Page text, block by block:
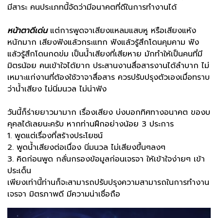
มีสาระ คนประเภทนี้จัดว่ามีอนาคตที่ดีในการทำงานได้
หน้าตาดีเด่นแต่การพูดจาเสียงแหลมแสบหู หรือเสียงแห้ง
หนักมาก เสียงฟังแล้วกระแทก ฟังแล้วรู้สึกโดนคุมคาม ฟัง
แล้วรู้สึกโดนกดข่ม เป็นน้ำเสียงที่เสียหาย มักทำให้เป็นคนที่มี
มิตรน้อย คนเข้าใจได้ยาก ประสานงานสื่อสารงานได้ลำบาก ไม่
เหมาะแก่งานที่ต้องใช้วาจาสื่อสาร ควรปรับปรุงตัวเองเมื่อทราบ
ว่าน้ำเสียง ไม่นิ่มนวล ไม่น่าฟัง
วันนี้ก็ร่ายยาวมามาก เรื่องเสียง บ่งบอกทิศทางอนาคต ของบ
คุคลได้เลยนะครับ หากท่านฝึกอย่างน้อย 3 ประการ
1. พูดแต่เรื่องที่สร้างประโยชน์
2. พูดน้ำเสียงต่อเนื่อง นิ่มนวล ไม่เสียงขึ้นๆลงๆ
3. คิดก่อนพูด กลั่นกรองข้อมูลก่อนเจรจา ให้เข้าใจง่ายๆ เข้า
ประเด็น
เพียงเท่านี้ท่านก็จะสามารถปรับปรุงความสามารถในการทำงาน
เจรจา มิตรภาพดี มีความน่าเชื่อถือ